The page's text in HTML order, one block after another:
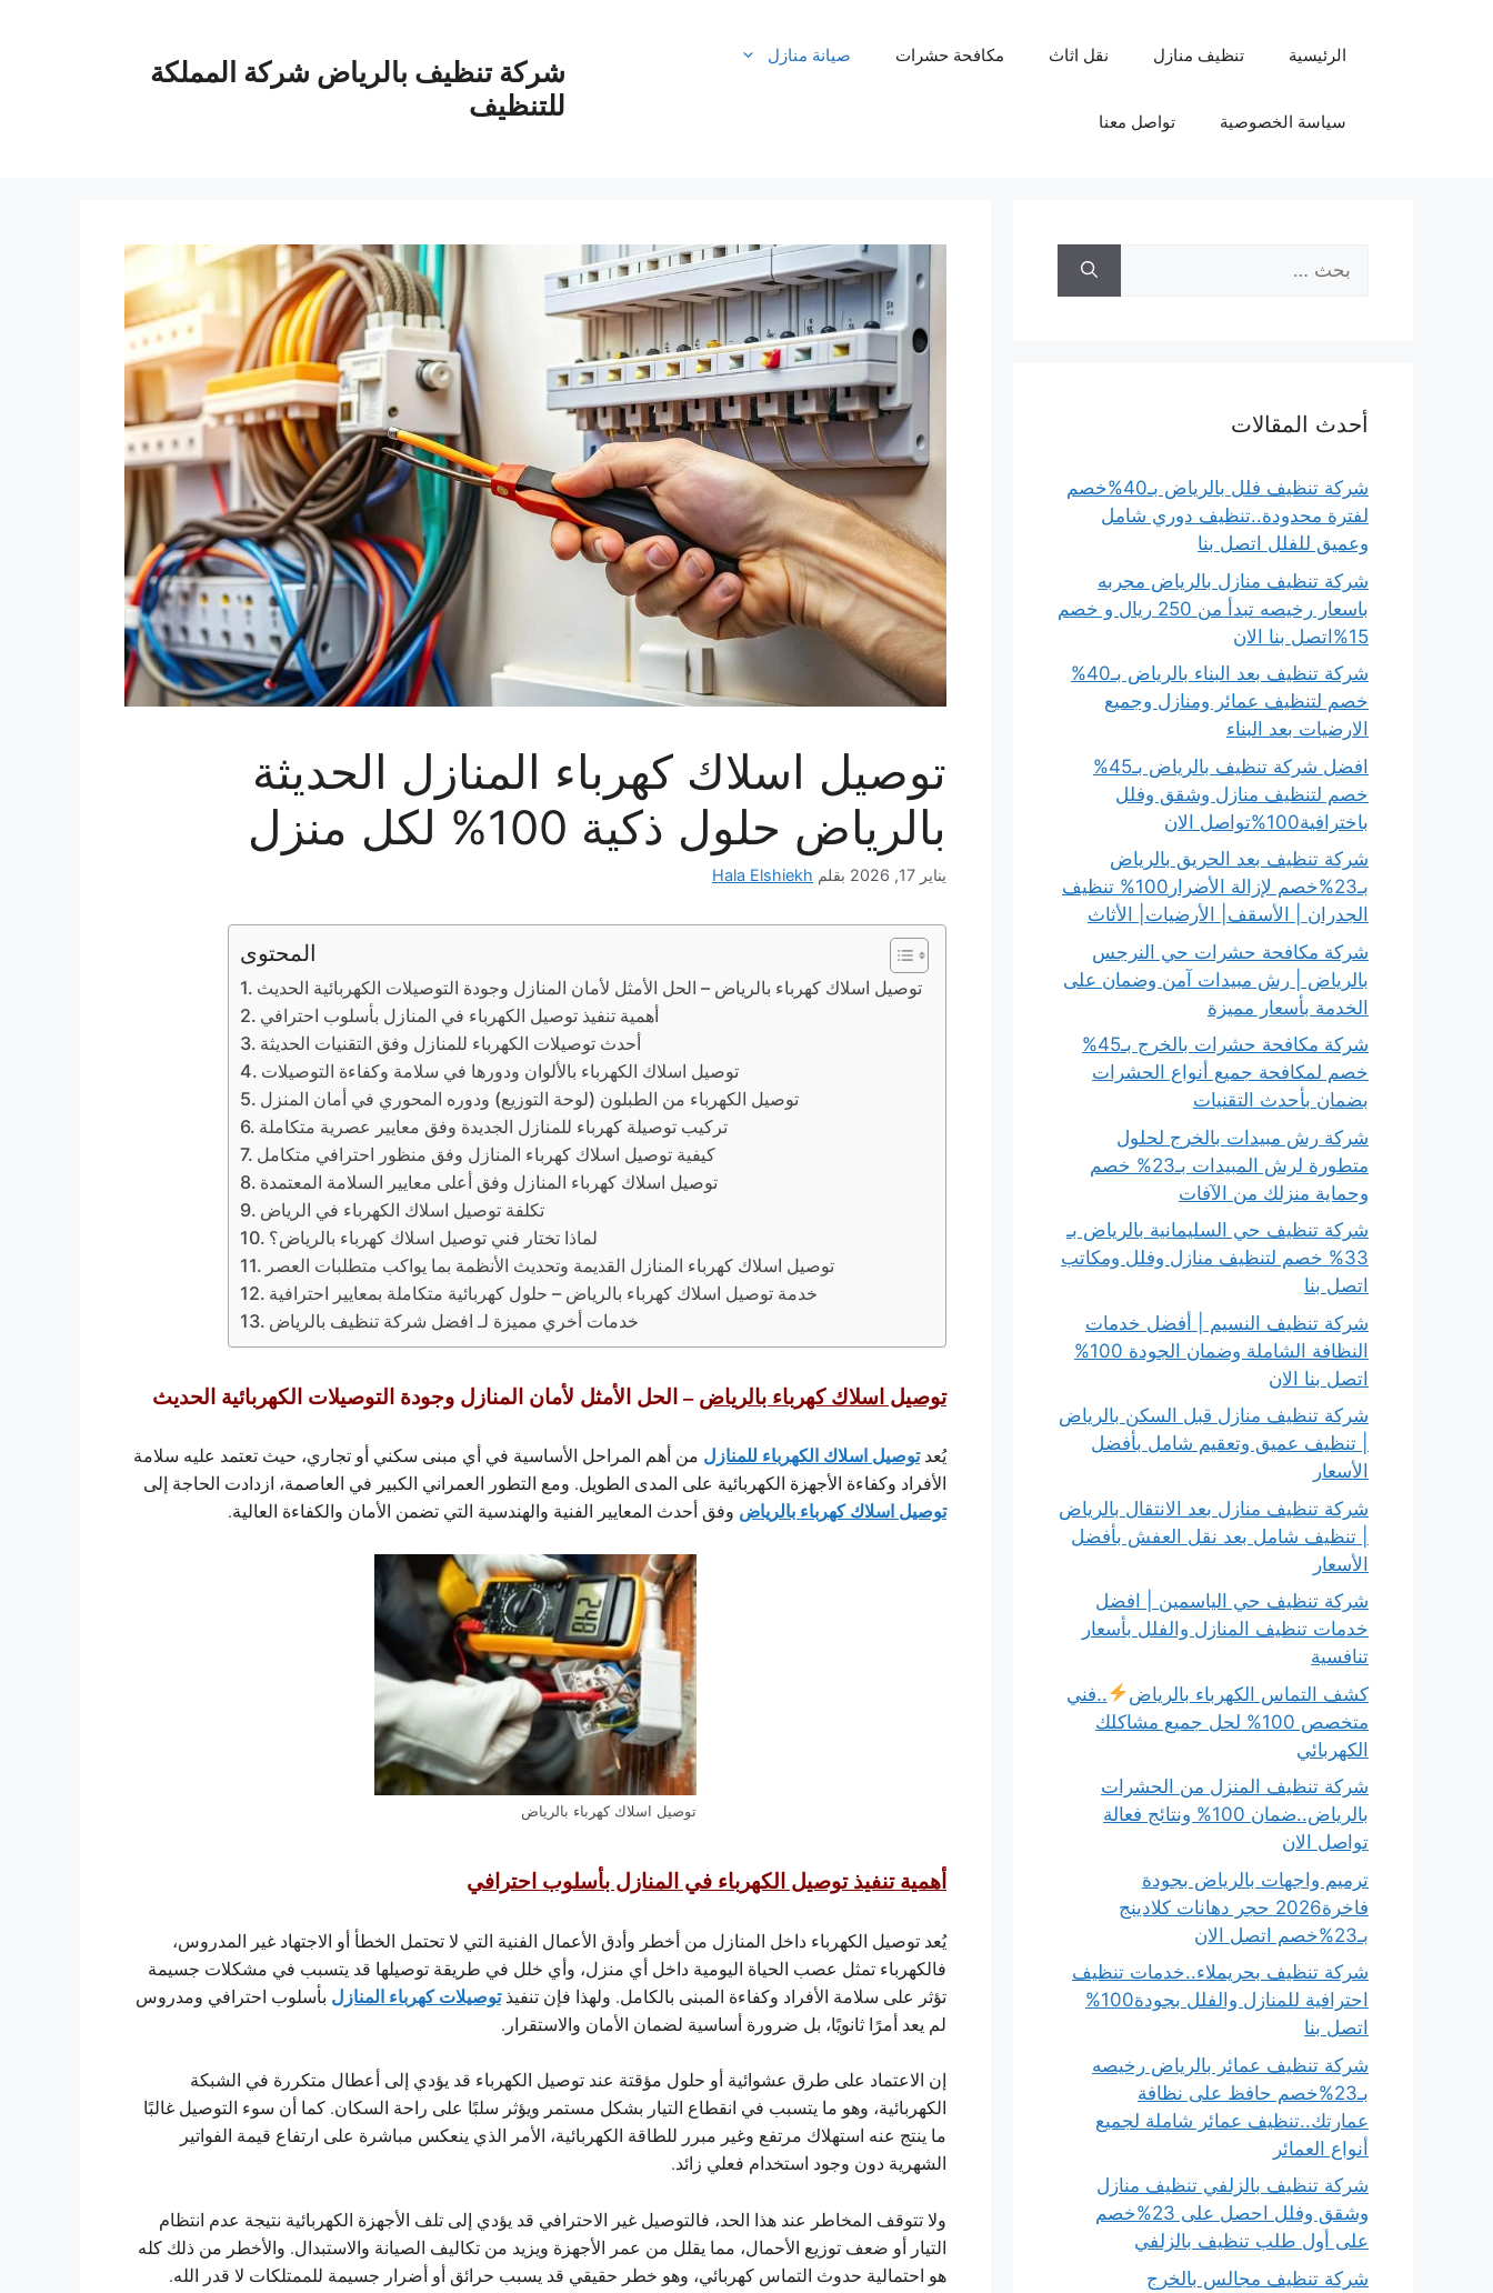
شركة تنظيف بالرياض شركة المملكة
للتنظيف
الرئيسية تنظيف منازل نقل اثاث مكافحة حشرات صيانة منازل
سياسة الخصوصية تواصل معنا
توصيل اسلاك كهرباء المنازل الحديثة
بالرياض حلول ذكية 100% لكل منزل
يناير 17, 2026 بقلم Hala Elshiekh
المحتوى
توصيل اسلاك كهرباء بالرياض – الحل الأمثل لأمان المنازل وجودة التوصيلات الكهربائية الحديث
أهمية تنفيذ توصيل الكهرباء في المنازل بأسلوب احترافي
أحدث توصيلات الكهرباء للمنازل وفق التقنيات الحديثة
توصيل اسلاك الكهرباء بالألوان ودورها في سلامة وكفاءة التوصيلات
توصيل الكهرباء من الطبلون (لوحة التوزيع) ودوره المحوري في أمان المنزل
تركيب توصيلة كهرباء للمنازل الجديدة وفق معايير عصرية متكاملة
كيفية توصيل اسلاك كهرباء المنازل وفق منظور احترافي متكامل
توصيل اسلاك كهرباء المنازل وفق أعلى معايير السلامة المعتمدة
تكلفة توصيل اسلاك الكهرباء في الرياض
لماذا تختار فني توصيل اسلاك كهرباء بالرياض؟
توصيل اسلاك كهرباء المنازل القديمة وتحديث الأنظمة بما يواكب متطلبات العصر
خدمة توصيل اسلاك كهرباء بالرياض – حلول كهربائية متكاملة بمعايير احترافية
خدمات أخري مميزة لـ افضل شركة تنظيف بالرياض
توصيل اسلاك كهرباء بالرياض– الحل الأمثل لأمان المنازل وجودة التوصيلات الكهربائية الحديث
يُعدتوصيل اسلاك الكهرباء للمنازل من أهم المراحل الأساسية في أي مبنى سكني أو تجاري، حيث تعتمد عليه سلامة
الأفراد وكفاءة الأجهزة الكهربائية على المدى الطويل. ومع التطور العمراني الكبير في العاصمة، ازدادت الحاجة إلى
توصيل اسلاك كهرباء بالرياض وفق أحدث المعايير الفنية والهندسية التي تضمن الأمان والكفاءة العالية.
توصيل اسلاك كهرباء بالرياض
أهمية تنفيذ توصيل الكهرباء في المنازل بأسلوب احترافي
يُعد توصيل الكهرباء داخل المنازل من أخطر وأدق الأعمال الفنية التي لا تحتمل الخطأ أو الاجتهاد غير المدروس،
فالكهرباء تمثل عصب الحياة اليومية داخل أي منزل، وأي خلل في طريقة توصيلها قد يتسبب في مشكلات جسيمة
تؤثر على سلامة الأفراد وكفاءة المبنى بالكامل. ولهذا فإن تنفيذتوصيلات كهرباء المنازل بأسلوب احترافي ومدروس
لم يعد أمرًا ثانويًا، بل ضرورة أساسية لضمان الأمان والاستقرار.
إن الاعتماد على طرق عشوائية أو حلول مؤقتة عند توصيل الكهرباء قد يؤدي إلى أعطال متكررة في الشبكة
الكهربائية، وهو ما يتسبب في انقطاع التيار بشكل مستمر ويؤثر سلبًا على راحة السكان. كما أن سوء التوصيل غالبًا
ما ينتج عنه استهلاك مرتفع وغير مبرر للطاقة الكهربائية، الأمر الذي ينعكس مباشرة على ارتفاع قيمة الفواتير
الشهرية دون وجود استخدام فعلي زائد.
ولا تتوقف المخاطر عند هذا الحد، فالتوصيل غير الاحترافي قد يؤدي إلى تلف الأجهزة الكهربائية نتيجة عدم انتظام
التيار أو ضعف توزيع الأحمال، مما يقلل من عمر الأجهزة ويزيد من تكاليف الصيانة والاستبدال. والأخطر من ذلك كله
هو احتمالية حدوث التماس كهربائي، وهو خطر حقيقي قد يسبب حرائق أو أضرار جسيمة للممتلكات لا قدر الله.
عن:
أحدث المقالات
شركة تنظيف فلل بالرياض بـ40%خصم
لفترة محدودة..تنظيف دوري شامل
وعميق للفلل اتصل بنا
شركة تنظيف منازل بالرياض مجربه
باسعار رخيصه تبدأ من 250 ريال و خصم
15%اتصل بنا الان
شركة تنظيف بعد البناء بالرياض بـ40%
خصم لتنظيف عمائر ومنازل وجميع
الارضيات بعد البناء
افضل شركة تنظيف بالرياض بـ45%
خصم لتنظيف منازل وشقق وفلل
باخترافية100%تواصل الان
شركة تنظيف بعد الحريق بالرياض
بـ23%خصم لإزالة الأضرار100% تنظيف
الجدران | الأسقف| الأرضيات| الأثاث
شركة مكافحة حشرات حي النرجس
بالرياض | رش مبيدات آمن وضمان على
الخدمة بأسعار مميزة
شركة مكافحة حشرات بالخرج بـ45%
خصم لمكافحة جميع أنواع الحشرات
بضمان بأحدث التقنيات
شركة رش مبيدات بالخرج لحلول
متطورة لرش المبيدات بـ23% خصم
وحماية منزلك من الآفات
شركة تنظيف حي السليمانية بالرياض بـ
33% خصم لتنظيف منازل وفلل ومكاتب
اتصل بنا
شركة تنظيف النسيم | أفضل خدمات
النظافة الشاملة وضمان الجودة 100%
اتصل بنا الان
شركة تنظيف منازل قبل السكن بالرياض
| تنظيف عميق وتعقيم شامل بأفضل
الأسعار
شركة تنظيف منازل بعد الانتقال بالرياض
| تنظيف شامل بعد نقل العفش بأفضل
الأسعار
شركة تنظيف حي الياسمين | افضل
خدمات تنظيف المنازل والفلل بأسعار
تنافسية
كشف التماس الكهرباء بالرياض
..فني
متخصص 100% لحل جميع مشاكلك
الكهربائي
شركة تنظيف المنزل من الحشرات
بالرياض..ضمان 100% ونتائج فعالة
تواصل الان
ترميم واجهات بالرياض بجودة
فاخرة2026 حجر دهانات كلادينج
بـ23%خصم اتصل الان
شركة تنظيف بحريملاء..خدمات تنظيف
احترافية للمنازل والفلل بجودة100%
اتصل بنا
شركة تنظيف عمائر بالرياض رخيصه
بـ23%خصم حافظ على نظافة
عمارتك..تنظيف عمائر شاملة لجميع
أنواع العمائر
شركة تنظيف بالزلفي تنظيف منازل
وشقق وفلل احصل على 23%خصم
على أول طلب تنظيف بالزلفي
شركة تنظيف مجالس بالخرج